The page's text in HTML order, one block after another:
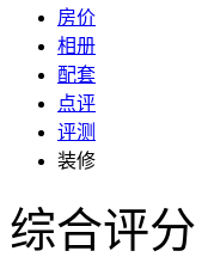
房价
相册
配套
点评
评测
装修
综合评分